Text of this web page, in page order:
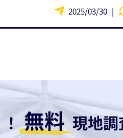
2025/03/30 |
無料 現地